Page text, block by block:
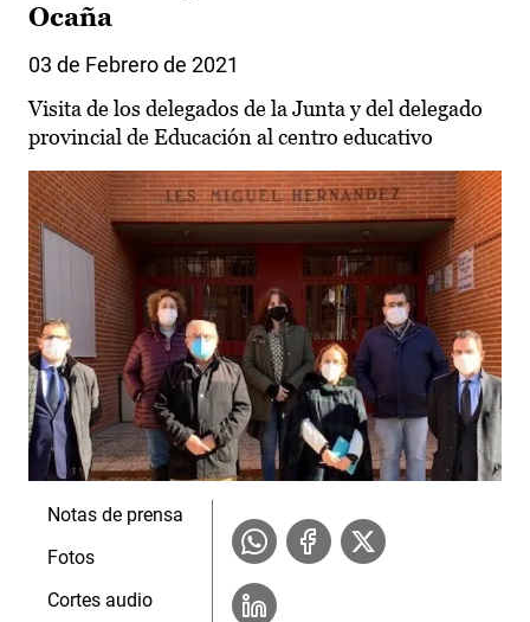
Ocaña
03 de Febrero de 2021
Visita de los delegados de la Junta y del delegado
provincial de Educación al centro educativo
Notas de prensa
Fotos
Cortes audio